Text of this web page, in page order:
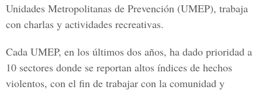
Unidades Metropolitanas de Prevención (UMEP), trabaja
con charlas y actividades recreativas.
Cada UMEP, en los últimos dos años, ha dado prioridad a
10 sectores donde se reportan altos índices de hechos
violentos, con el fin de trabajar con la comunidad y